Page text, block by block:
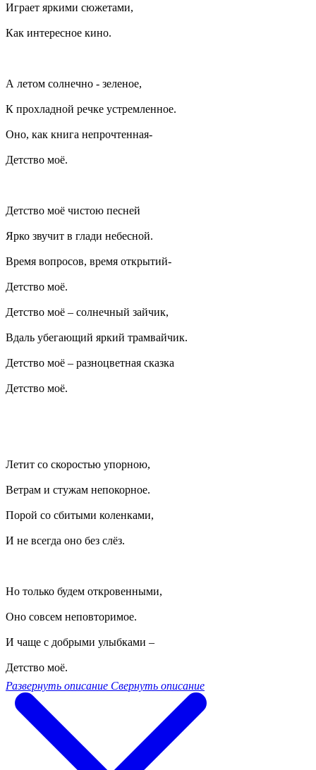
Играет яркими сюжетами,
Как интересное кино.
А летом солнечно - зеленое,
К прохладной речке устремленное.
Оно, как книга непрочтенная-
Детство моё.
Детство моё чистою песней
Ярко звучит в глади небесной.
Время вопросов, время открытий-
Детство моё.
Детство моё – солнечный зайчик,
Вдаль убегающий яркий трамвайчик.
Детство моё – разноцветная сказка
Детство моё.
Летит со скоростью упорною,
Ветрам и стужам непокорное.
Порой со сбитыми коленками,
И не всегда оно без слёз.
Но только будем откровенными,
Оно совсем неповторимое.
И чаще с добрыми улыбками –
Детство моё.
Развернуть описание Свернуть описание